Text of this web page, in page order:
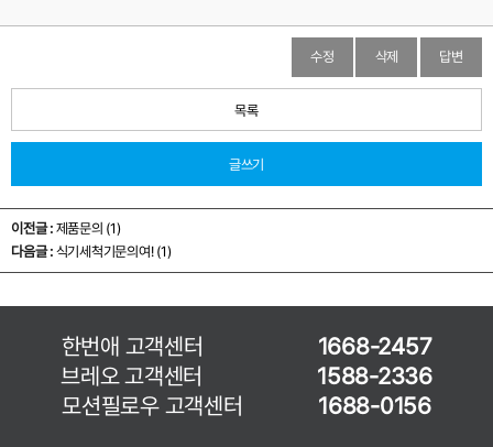
수정 삭제 답변
목록
글쓰기
이전글 : 제품문의 (1)
다음글 : 식기세척기문의여! (1)
한번애 고객센터
1668-2457
브레오 고객센터
1588-2336
모션필로우 고객센터
1688-0156